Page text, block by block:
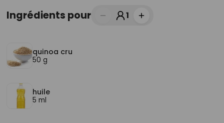
Ingrédients pour 1
quinoa cru
50 g
huile
5 ml